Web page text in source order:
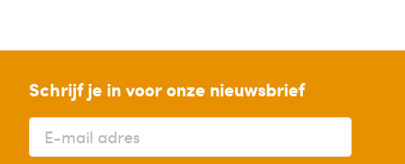
Schrijf je in voor onze nieuwsbrief